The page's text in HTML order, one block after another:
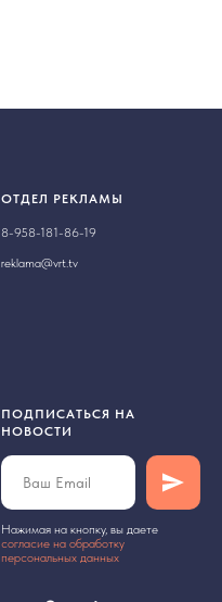
ОТДЕЛ РЕКЛАМЫ
8-958-181-86-19
reklama@vrt.tv
ПОДПИСАТЬСЯ НА
НОВОСТИ
Нажимая на кнопку, вы даете
cогласие на обработку
персональных данных